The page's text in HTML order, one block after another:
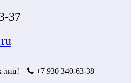
37
лиц!
+7 930 340-63-38